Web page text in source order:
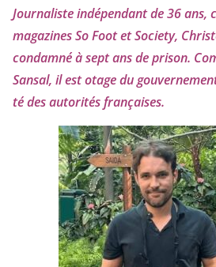
Journaliste indé­pen­dant de36ans,
maga­zines So Foot et Society,
condam­né à sept ans de pri­son.
Sansal, il est otage du
té des auto­ri­tés françaises.